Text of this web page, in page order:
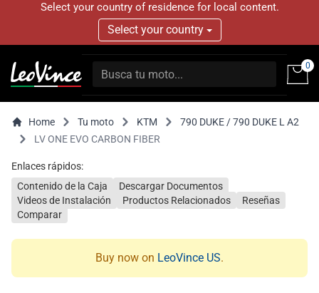
Select your country of residence for local content.
Select your country
0
Home Tu moto KTM
790 DUKE / 790 DUKE L A2
LV ONE EVO CARBON FIBER
Enlaces rápidos:
Contenido de la Caja
Descargar Documentos
Videos de Instalación
Productos Relacionados
Reseñas
Comparar
Buy now on LeoVince US.